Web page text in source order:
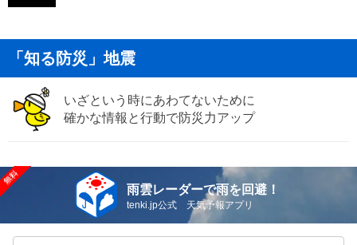
「知る防災」地震
いざという時にあわてないために
確かな情報と行動で防災力アップ
雨雲レーダーで雨を回避！
tenki.jp公式 天気予報アプリ